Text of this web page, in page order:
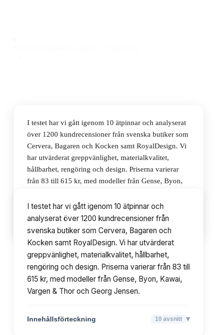
I testet har vi gått igenom 10 ätpinnar och analyserat
över 1200 kundrecensioner från svenska butiker som
Cervera, Bagaren och Kocken samt RoyalDesign. Vi
har utvärderat greppvänlighet, materialkvalitet,
hållbarhet, rengöring och design. Priserna varierar
från 83 till 615 kr, med modeller från Gense, Byon,
Innehållsförteckning 10avsnitt
I testet har vi gått igenom 10 ätpinnar och
analyserat över 1200 kundrecensioner från
svenska butiker som Cervera, Bagaren och
Kocken samt RoyalDesign. Vi har utvärderat
greppvänlighet, materialkvalitet, hållbarhet,
rengöring och design. Priserna varierar från 83 till
615 kr, med modeller från Gense, Byon, Kawai,
Vargen & Thor och Georg Jensen.
Innehållsförteckning 10 avsnitt ▾